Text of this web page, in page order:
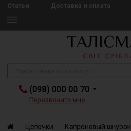
Статьи Доставка и оплата
(098) 000 00 70
Перезвоните мне
Цепочки Капроновый шнурок